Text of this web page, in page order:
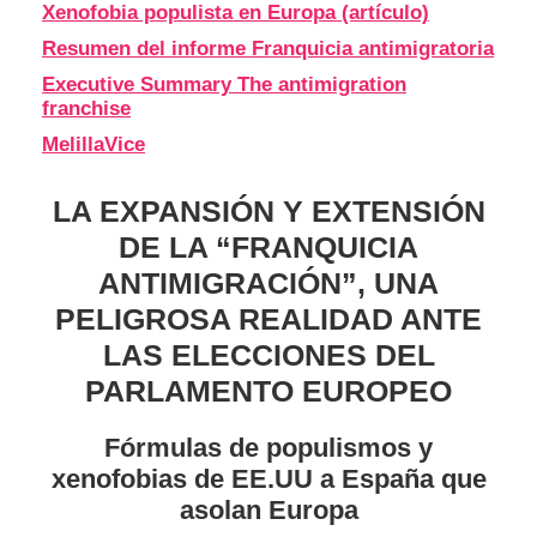
Xenofobia populista en Europa (artículo)
Resumen del informe Franquicia antimigratoria
Executive Summary The antimigration
franchise
MelillaVice
LA EXPANSIÓN Y EXTENSIÓN
DE LA “FRANQUICIA
ANTIMIGRACIÓN”, UNA
PELIGROSA REALIDAD ANTE
LAS ELECCIONES DEL
PARLAMENTO EUROPEO
Fórmulas de populismos y
xenofobias de EE.UU a Españaque
asolan Europa